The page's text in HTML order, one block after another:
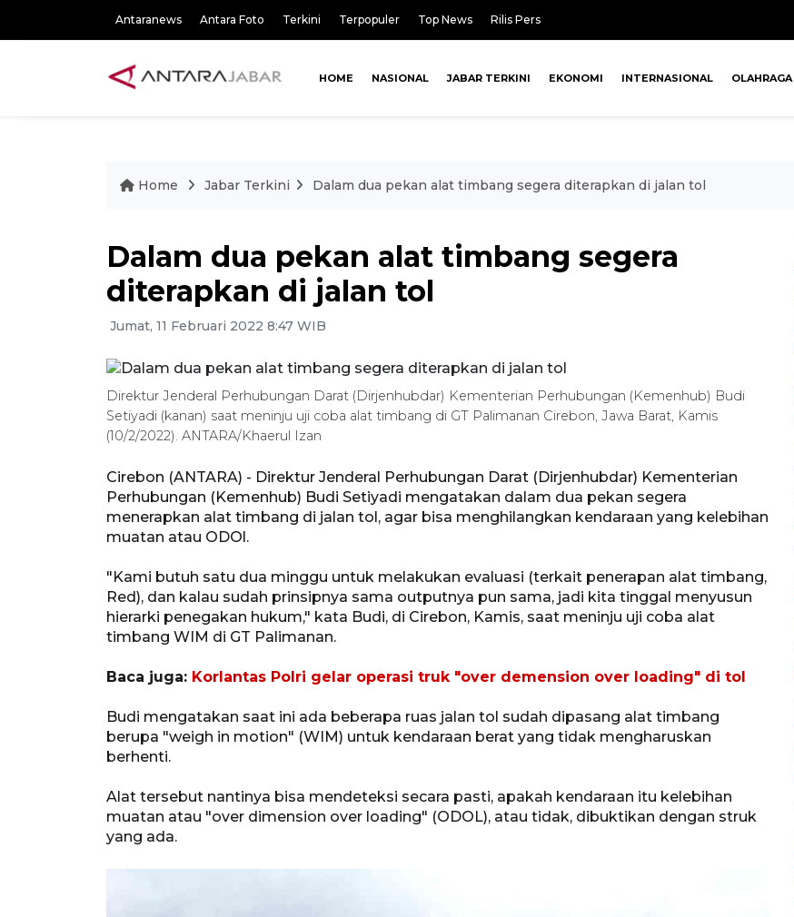
Antaranews Antara Foto Terkini Terpopuler Top News Rilis Pers
HOME NASIONAL JABAR TERKINI EKONOMI INTERNASIONAL OLAHRAGA
Home Jabar Terkini Dalam dua pekan alat timbang segera diterapkan di jalan tol
Dalam dua pekan alat timbang segera
diterapkan di jalan tol
Jumat, 11 Februari 2022 8:47 WIB
Direktur Jenderal Perhubungan Darat (Dirjenhubdar) Kementerian Perhubungan (Kemenhub) Budi
Setiyadi (kanan) saat meninju uji coba alat timbang di GT Palimanan Cirebon, Jawa Barat, Kamis
(10/2/2022). ANTARA/Khaerul Izan
Cirebon (ANTARA) - Direktur Jenderal Perhubungan Darat (Dirjenhubdar) Kementerian
Perhubungan (Kemenhub) Budi Setiyadi mengatakan dalam dua pekan segera
menerapkan alat timbang di jalan tol, agar bisa menghilangkan kendaraan yang kelebihan
muatan atau ODOl.
"Kami butuh satu dua minggu untuk melakukan evaluasi (terkait penerapan alat timbang,
Red), dan kalau sudah prinsipnya sama outputnya pun sama, jadi kita tinggal menyusun
hierarki penegakan hukum," kata Budi, di Cirebon, Kamis, saat meninju uji coba alat
timbang WIM di GT Palimanan.
Baca juga: Korlantas Polri gelar operasi truk "over demension over loading" di tol
Budi mengatakan saat ini ada beberapa ruas jalan tol sudah dipasang alat timbang
berupa "weigh in motion" (WIM) untuk kendaraan berat yang tidak mengharuskan
berhenti.
Alat tersebut nantinya bisa mendeteksi secara pasti, apakah kendaraan itu kelebihan
muatan atau "over dimension over loading" (ODOL), atau tidak, dibuktikan dengan struk
yang ada.